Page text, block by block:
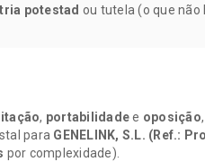
potestad ou tutela (o que não
, portabilidadee oposição
para GENELINK, S.L. (Ref.:
por complexidade).